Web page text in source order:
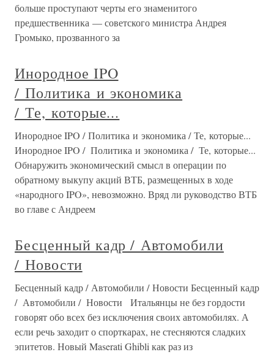
больше проступают черты его знаменитого
предшественника — советского министра Андрея
Громыко, прозванного за
Инородное IPO
/ Политика и экономика
/ Те, которые...
Инородное IPO / Политика и экономика / Те, которые...
Инородное IPO / Политика и экономика / Те, которые...
Обнаружить экономический смысл в операции по
обратному выкупу акций ВТБ, размещенных в ходе
«народного IPO», невозможно. Вряд ли руководство ВТБ
во главе с Андреем
Бесценный кадр / Автомобили
/ Новости
Бесценный кадр / Автомобили / Новости Бесценный кадр
/ Автомобили / Новости Итальянцы не без гордости
говорят обо всех без исключения своих автомобилях. А
если речь заходит о спорткарах, не стесняются сладких
эпитетов. Новый Maserati Ghibli как раз из